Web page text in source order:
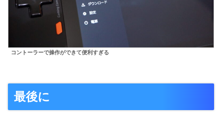
コントーラーで操作ができて便利すぎる
最後に